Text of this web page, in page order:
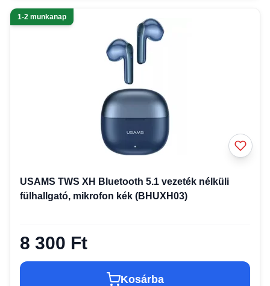
1-2 munkanap
USAMS TWS XH Bluetooth 5.1 vezeték nélküli
fülhallgató, mikrofon kék (BHUXH03)
8 300 Ft
Kosárba